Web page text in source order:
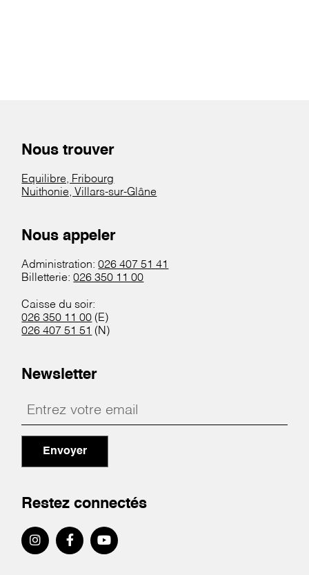
Nous trouver
Equilibre, Fribourg
Nuithonie, Villars-sur-Glâne
Nous appeler
Administration:026 407 51 41
Billetterie:026 350 11 00
Caisse du soir:
026 350 11 00 (E)
026 407 51 51 (N)
Newsletter
Envoyer
Restez connectés